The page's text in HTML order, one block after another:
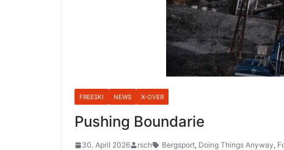
FREESKI NEWS X-OVER
Pushing Boundarie
30. April 2026 rsch Bergsport, Doing Things Anyway,